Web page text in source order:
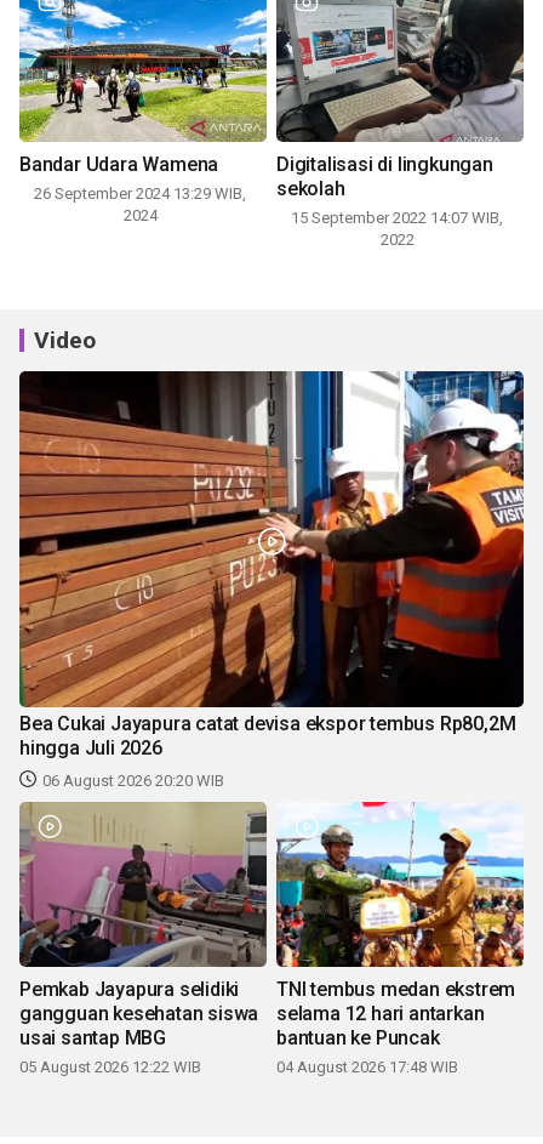
Bandar Udara Wamena
26 September 2024 13:29 WIB,
2024
Digitalisasi di lingkungan
sekolah
15 September 2022 14:07 WIB,
2022
Video
Bea Cukai Jayapura catat devisa ekspor tembus Rp80,2M
hingga Juli 2026
06 August 2026 20:20 WIB
Pemkab Jayapura selidiki
gangguan kesehatan siswa
usai santap MBG
05 August 2026 12:22 WIB
TNI tembus medan ekstrem
selama 12 hari antarkan
bantuan ke Puncak
04 August 2026 17:48 WIB